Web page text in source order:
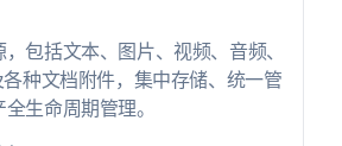
包括⽂本、图⽚、视频、⾳频、
种⽂档附件，集中存储、统一管
生命周期管理。